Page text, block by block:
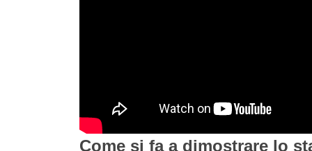
Come si fa a dimostrare lo